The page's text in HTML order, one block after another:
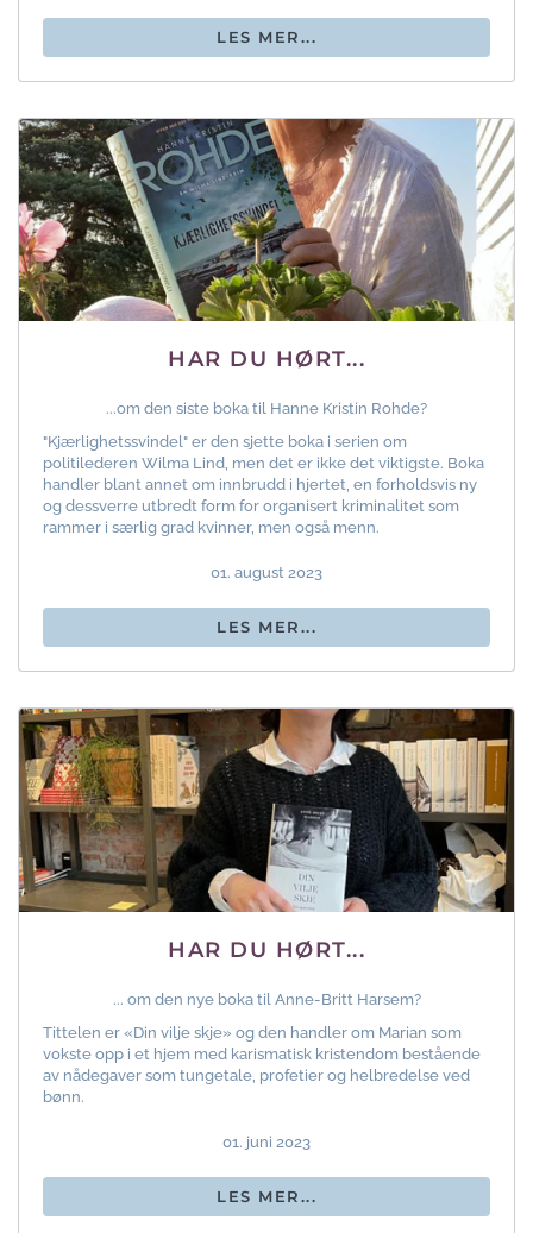
LES MER...
HAR DU HØRT...
...om den siste boka til Hanne Kristin Rohde?
"Kjærlighetssvindel" er den sjette boka i serien om
politilederen Wilma Lind, men det er ikke det viktigste. Boka
handler blant annet om innbrudd i hjertet, en forholdsvis ny
og dessverre utbredt form for organisert kriminalitet som
rammer i særlig grad kvinner, men også menn.
01. august 2023
LES MER...
HAR DU HØRT...
... om den nye boka til Anne-Britt Harsem?
Tittelen er «Din vilje skje» og den handler om Marian som
vokste opp i et hjem med karismatisk kristendom bestående
av nådegaver som tungetale, profetier og helbredelse ved
bønn.
01. juni 2023
LES MER...